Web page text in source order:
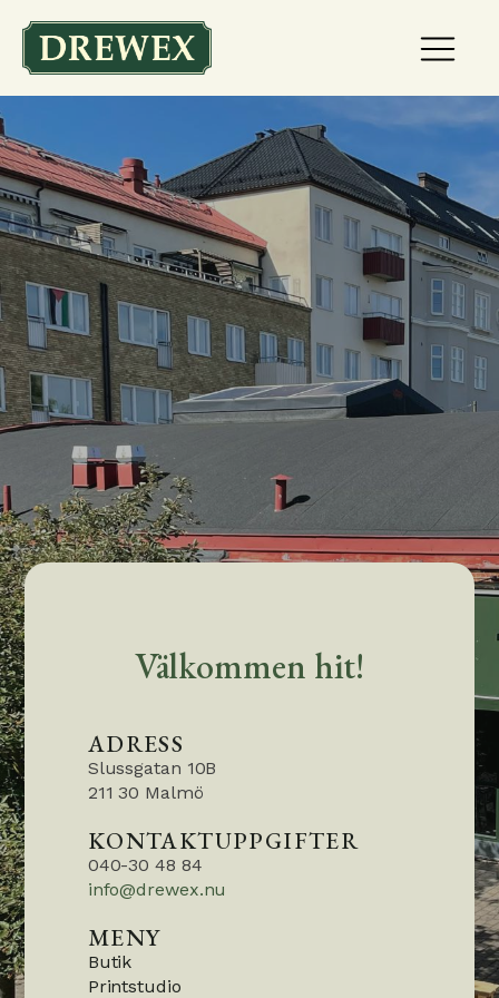
Välkommen hit!
ADRESS
Slussgatan 10B
211 30 Malmö
KONTAKTUPPGIFTER
040-30 48 84
info@drewex.nu
MENY
Butik
Printstudio